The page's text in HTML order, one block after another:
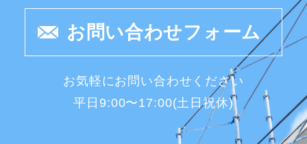
お問い合わせフォーム
お気軽にお問い合わせください
平日9:00〜17:00(土日祝休)